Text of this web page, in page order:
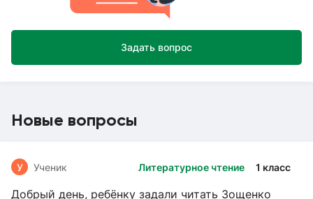
Задать вопрос
Новые вопросы
Литературное чтение 1 класс
У Ученик
Добрый день, ребёнку задали читать Зощенко